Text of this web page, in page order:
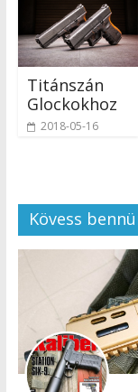
Titánszán
Glockokhoz
2018-05-16
Kövess